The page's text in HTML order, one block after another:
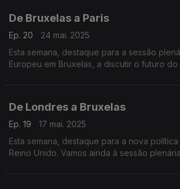
De Bruxelas a Paris
Ep. 20
24 mai. 2025
Esta semana, destaque para a sessão
Europeu em Bruxelas, a discutir o futuro
De Londres a Bruxelas
Ep. 19
17 mai. 2025
Esta semana, destaque para a nova
Reino Unido. Vamos ainda à sessão